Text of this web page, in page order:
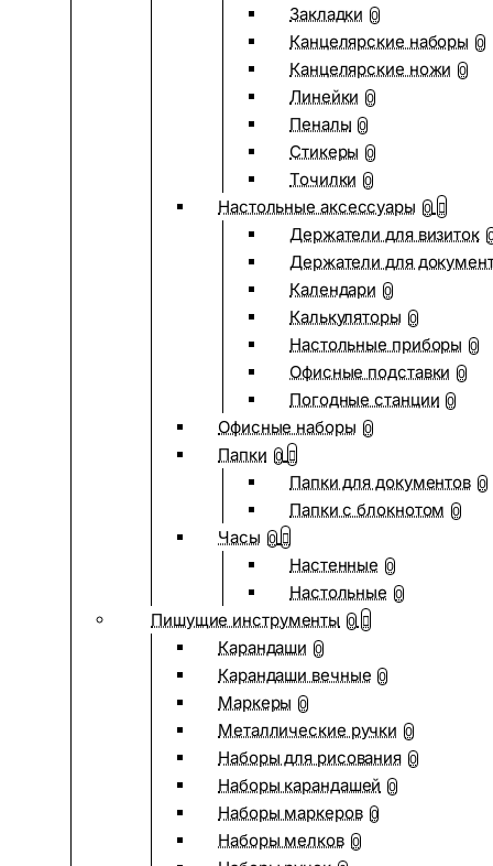
Закладки 0
Канцелярские наборы 0
Канцелярские ножи 0
Линейки 0
Пеналы 0
Стикеры 0
Точилки 0
Настольные аксессуары 0
Держатели для визиток
Держатели для
Календари 0
Калькуляторы 0
Настольные приборы 0
Офисные подставки 0
Погодные станции 0
Офисные наборы 0
Папки 0
Папки для документов 0
Папки с блокнотом 0
Часы 0
Настенные 0
Настольные 0
Пишущие инструменты 0
Карандаши 0
Карандаши вечные 0
Маркеры 0
Металлические ручки 0
Наборы для рисования 0
Наборы карандашей 0
Наборы маркеров 0
Наборы мелков 0